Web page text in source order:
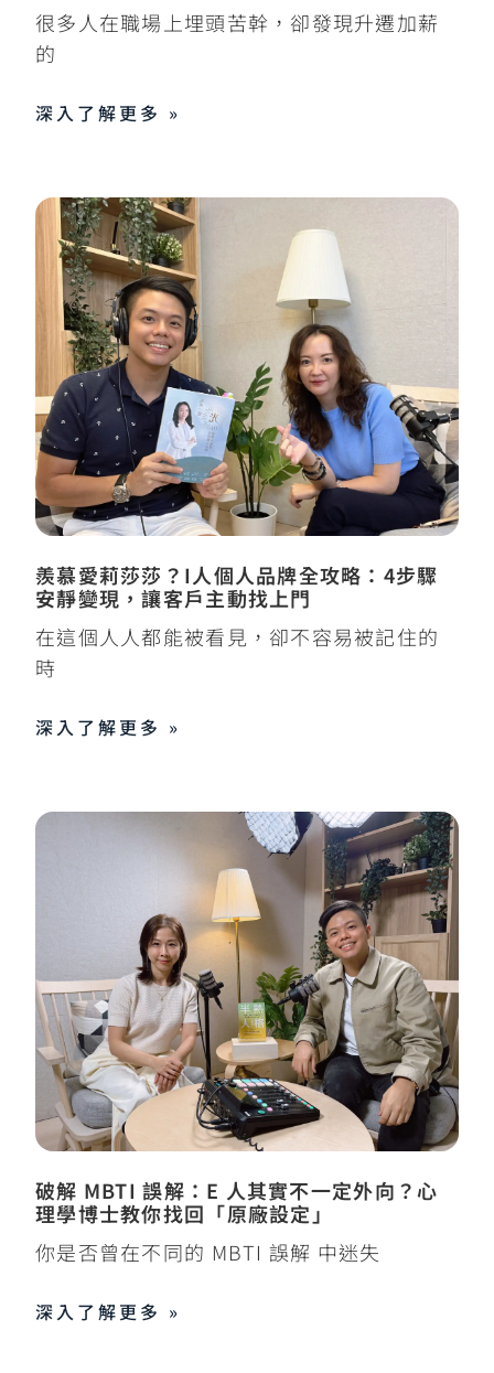
很多人在職場上埋頭苦幹，卻發現升遷加薪
的
深入了解更多 »
羨慕愛莉莎莎？I人個人品牌全攻略：4步驟
安靜變現，讓客戶主動找上門
在這個人人都能被看見，卻不容易被記住的
時
深入了解更多 »
破解 MBTI 誤解：E 人其實不一定外向？心
理學博士教你找回「原廠設定」
你是否曾在不同的 MBTI 誤解 中迷失
深入了解更多 »